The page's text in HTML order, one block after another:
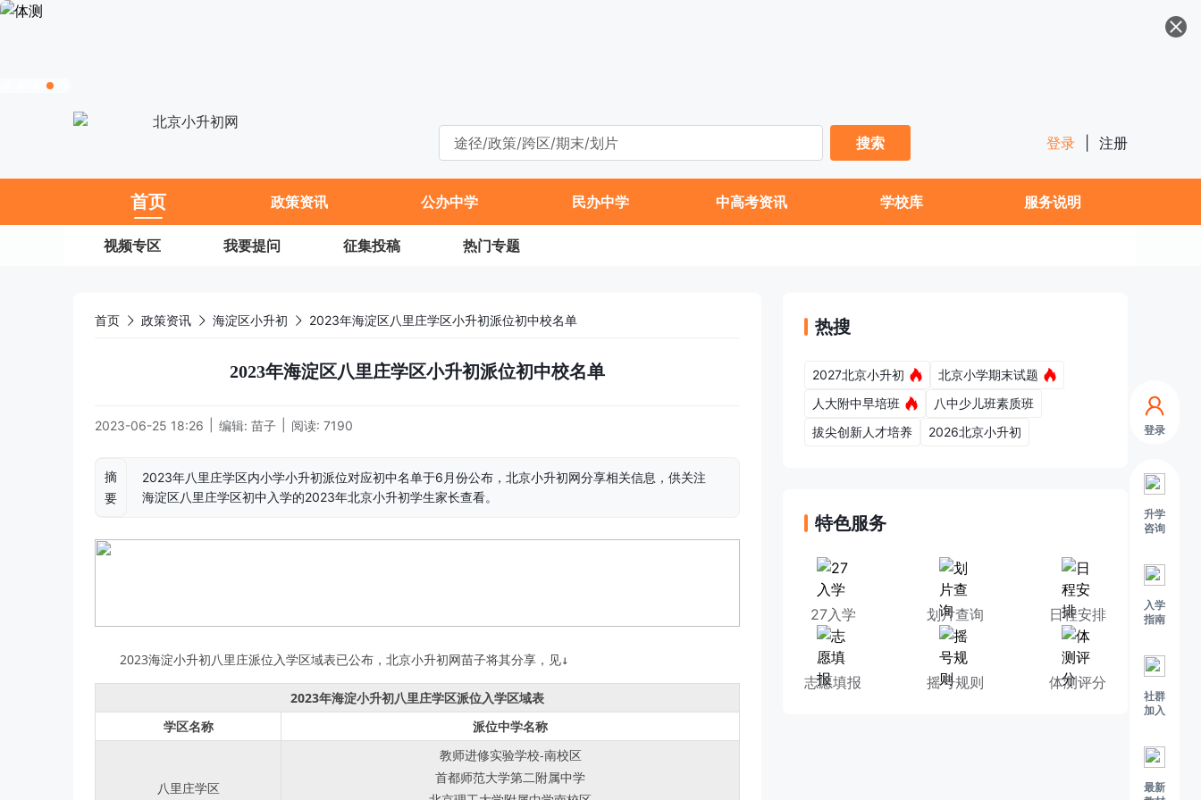
登录
升学
咨询
入学
指南
社群
加入
最新
搜索
登录 注册
首页 政策资讯 公办中学 民办中学 中高考资讯 学校库 服务说明
视频专区 我要提问 征集投稿 热门专题
首页 政策资讯 海淀区小升初 2023年海淀区八里庄学区小升初派位初中校名单
2023年海淀区八里庄学区小升初派位初中校名单
2023-06-25 18:26 编辑: 苗子 阅读: 7190
摘
要
2023年八里庄学区内小学小升初派位对应初中名单于6月份公布，北京小升初网分享相关信息，供关注
海淀区八里庄学区初中入学的2023年北京小升初学生家长查看。
2023海淀小升初八里庄派位入学区域表已公布，北京小升初网苗子将其分享，见↓
2023年海淀小升初八里庄学区派位入学区域表
学区名称
派位中学名称
八里庄学区
教师进修实验学校-南校区
首都师范大学第二附属中学
热搜
2027北京小升初
北京小学期末试题
人大附中早培班
八中少儿班素质班
拔尖创新人才培养
2026北京小升初
特色服务
27入学 划片查询 日程安排
志愿填报 摇号规则 体测评分